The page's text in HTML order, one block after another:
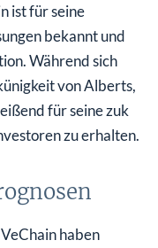
ist für seine
bekannt und
Während sich
von Alberts,
für seine zuk
zu erhalten.
haben